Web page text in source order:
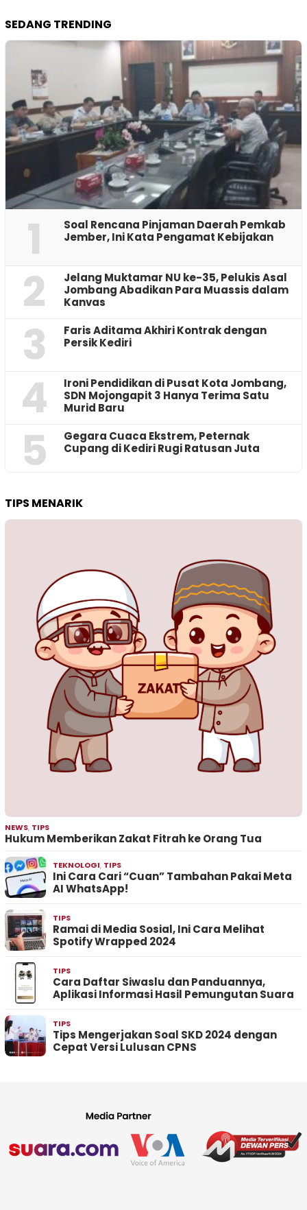
SEDANG TRENDING
1
‎Soal Rencana Pinjaman Daerah Pemkab
Jember, Ini Kata Pengamat Kebijakan ‎
2
Jelang Muktamar NU ke-35, Pelukis Asal
Jombang Abadikan Para Muassis dalam
Kanvas
3
Faris Aditama Akhiri Kontrak dengan
Persik Kediri
4
Ironi Pendidikan di Pusat Kota Jombang,
SDN Mojongapit 3 Hanya Terima Satu
Murid Baru
5
‎Gegara Cuaca Ekstrem, Peternak
Cupang di Kediri Rugi Ratusan Juta
TIPS MENARIK
NEWS, TIPS
Hukum Memberikan Zakat Fitrah ke Orang Tua
TEKNOLOGI, TIPS
Ini Cara Cari “Cuan” Tambahan Pakai Meta
AI WhatsApp!
TIPS
Ramai di Media Sosial, Ini Cara Melihat
Spotify Wrapped 2024
TIPS
Cara Daftar Siwaslu dan Panduannya,
Aplikasi Informasi Hasil Pemungutan Suara
TIPS
Tips Mengerjakan Soal SKD 2024 dengan
Cepat Versi Lulusan CPNS